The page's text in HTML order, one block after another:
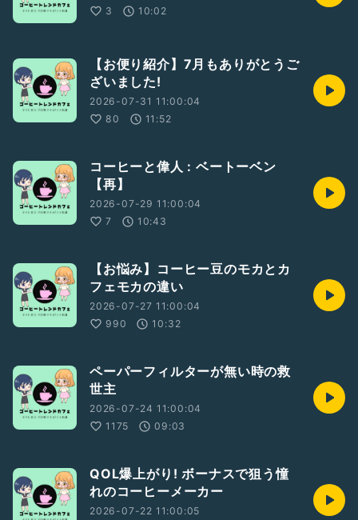
3
10:02
【お便り紹介】7月もありがとうご
ざいました!
2026-07-31 11:00:04
80
11:52
コーヒーと偉人 : ベートーベン
【再】
2026-07-29 11:00:04
7
10:43
【お悩み】コーヒー豆のモカとカ
フェモカの違い
2026-07-27 11:00:04
990
10:32
ペーパーフィルターが無い時の救
世主
2026-07-24 11:00:04
1175
09:03
QOL爆上がり! ボーナスで狙う憧
れのコーヒーメーカー
2026-07-22 11:00:05